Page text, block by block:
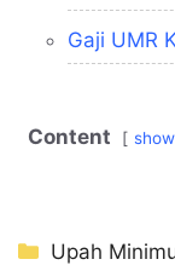
Gaji UMR
Content show
Kategori
Upah